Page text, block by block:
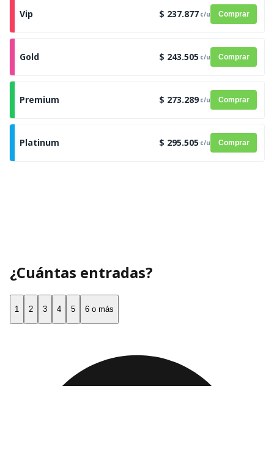
Vip $ 237.877 c/u Comprar
Gold $ 243.505 c/u Comprar
Premium $ 273.289 c/u Comprar
Platinum $ 295.505 c/u Comprar
¿Cuántas entradas?
1 2 3 4 5 6 o más